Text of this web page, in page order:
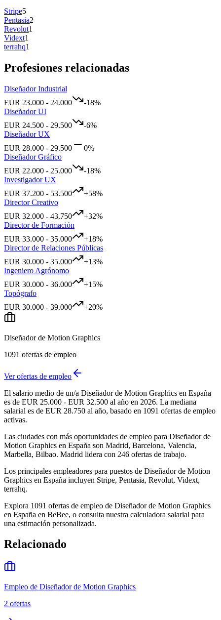
Stripe5
Pentasia2
Revolut1
Vidext1
terrahq1
Profesiones relacionadas
Diseñador Industrial
EUR 23.000 - 24.000 -18%
Diseñador UI
EUR 24.500 - 29.500 -6%
Diseñador UX
EUR 28.000 - 29.500 0%
Diseñador Gráfico
EUR 22.000 - 25.000 -18%
Investigador UX
EUR 37.200 - 53.500 +58%
Director Creativo
EUR 32.000 - 43.750 +32%
Director de Formación
EUR 33.000 - 35.000 +18%
Director de Relaciones Públicas
EUR 30.000 - 35.000 +13%
Ingeniero Agrónomo
EUR 30.000 - 36.000 +15%
Topógrafo
EUR 30.000 - 39.000 +20%
Diseñador de Motion Graphics
1091 ofertas de empleo
Ver ofertas de empleo
El salario medio de un/a Diseñador de Motion Graphics en España
es de EUR 25.000 - EUR 32.500 al año en 2026. La mediana
salarial es de EUR 28.750 al año, basado en 1091 ofertas de empleo
activas.
Las ciudades con más oportunidades de empleo para Diseñador de
Motion Graphics en España son Madrid, Barcelona, Valencia,
Marbella, Bilbao. Madrid lidera con 246 ofertas de trabajo.
Los principales empleadores para puestos de Diseñador de Motion
Graphics en España incluyen Stripe, Pentasia, Revolut, Vidext,
terrahq.
Explora 1091 ofertas de empleo de Diseñador de Motion Graphics
en España en BeBee, o consulta nuestra calculadora salarial para
una estimación personalizada.
Relacionado
Empleo de Diseñador de Motion Graphics
2 ofertas